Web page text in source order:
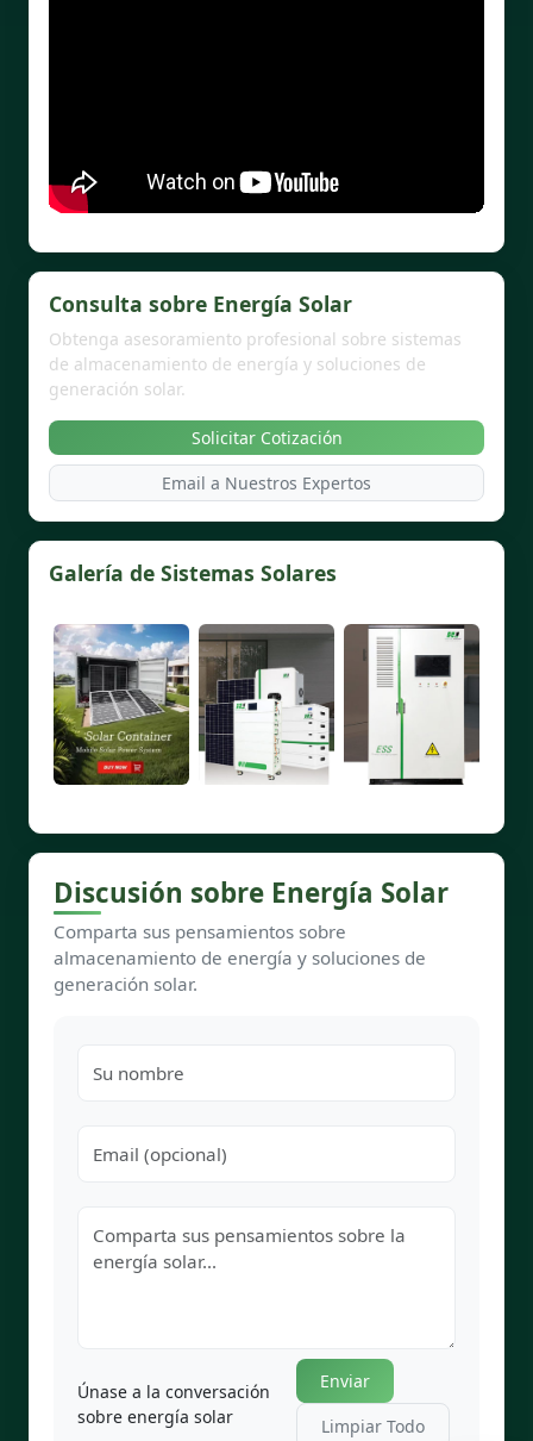
Consulta sobre Energía Solar
Obtenga asesoramiento profesional sobre sistemas
de almacenamiento de energía y soluciones de
generación solar.
Solicitar Cotización
Email a Nuestros Expertos
Galería de Sistemas Solares
Discusión sobre Energía Solar
Comparta sus pensamientos sobre
almacenamiento de energía y soluciones de
generación solar.
Únase a la conversación
sobre energía solar
Enviar
Limpiar Todo